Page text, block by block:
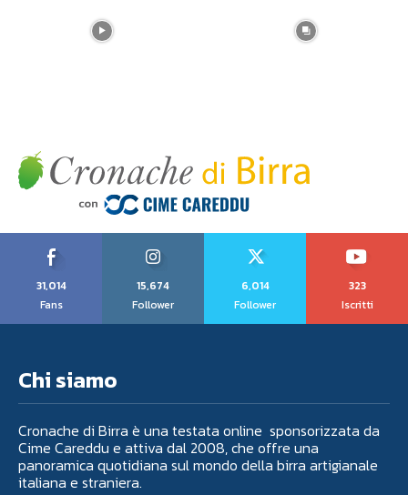
31,014
Fans
15,674
Follower
6,014
Follower
323
Iscritti
Chi siamo
Cronache di Birra è una testata online sponsorizzata da
Cime Careddu e attiva dal 2008, che offre una
panoramica quotidiana sul mondo della birra artigianale
italiana e straniera.